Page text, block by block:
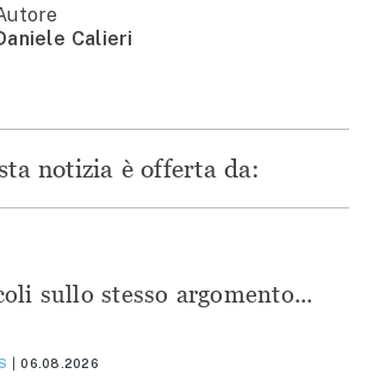
finestra)
Calieri
notizia è offerta da:
sullo stesso argomento...
06.08.2026